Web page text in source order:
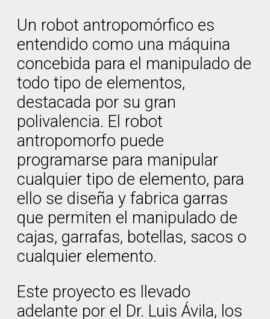
Un robot antropomórfico es
entendido como una máquina
concebida para el manipulado de
todo tipo de elementos,
destacada por su gran
polivalencia. El robot
antropomorfo puede
programarse para manipular
cualquier tipo de elemento, para
ello se diseña y fabrica garras
que permiten el manipulado de
cajas, garrafas, botellas, sacos o
cualquier elemento.
Este proyecto es llevado
adelante por el Dr. Luis Ávila, los